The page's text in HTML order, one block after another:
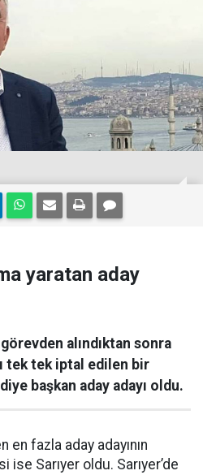
yaratan aday
alındıktan sonra
tek tek iptal edilen bir
başkan aday adayı oldu.
fazla aday adayının
ise Sarıyer oldu. Sarıyer’de